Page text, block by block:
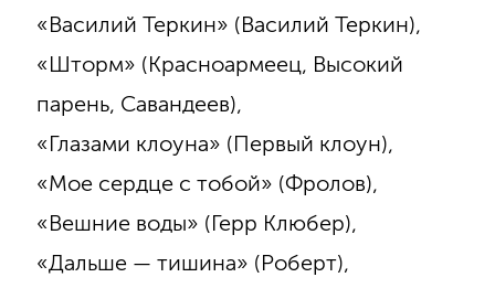
«Василий Теркин» (Василий Теркин),
«Шторм» (Красноармеец, Высокий
парень, Савандеев),
«Глазами клоуна» (Первый клоун),
«Мое сердце с тобой» (Фролов),
«Вешние воды» (Герр Клюбер),
«Дальше — тишина» (Роберт),